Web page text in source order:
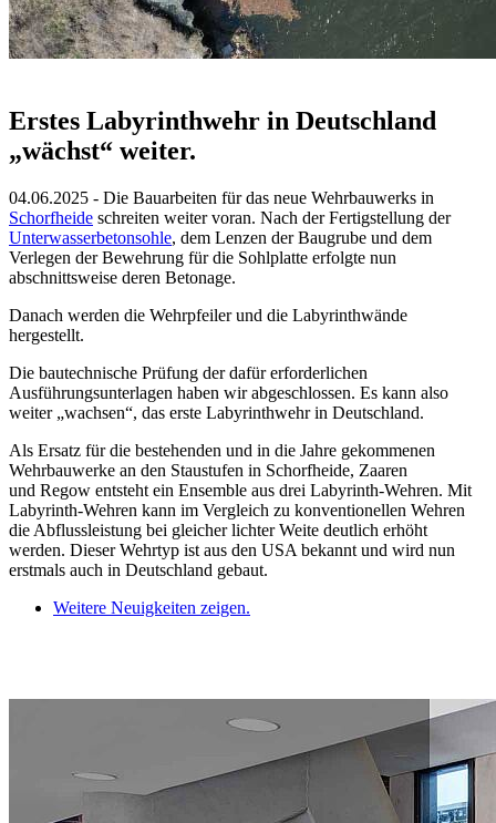
Erstes Labyrinthwehr in Deutschland
„wächst“ weiter.
04.06.2025 - Die Bauarbeiten für das neue Wehrbauwerks in
Schorfheide schreiten weiter voran. Nach der Fertigstellung der
Unterwasserbetonsohle, dem Lenzen der Baugrube und dem
Verlegen der Bewehrung für die Sohlplatte erfolgte nun
abschnittsweise deren Betonage.
Danach werden die Wehrpfeiler und die Labyrinthwände
hergestellt.
Die bautechnische Prüfung der dafür erforderlichen
Ausführungsunterlagen haben wir abgeschlossen. Es kann also
weiter „wachsen“, das erste Labyrinthwehr in Deutschland.
Als Ersatz für die bestehenden und in die Jahre gekommenen
Wehrbauwerke an den Staustufen in Schorfheide, Zaaren
und Regow entsteht ein Ensemble aus drei Labyrinth-Wehren. Mit
Labyrinth-Wehren kann im Vergleich zu konventionellen Wehren
die Abflussleistung bei gleicher lichter Weite deutlich erhöht
werden. Dieser Wehrtyp ist aus den USA bekannt und wird nun
erstmals auch in Deutschland gebaut.
Weitere Neuigkeiten zeigen.